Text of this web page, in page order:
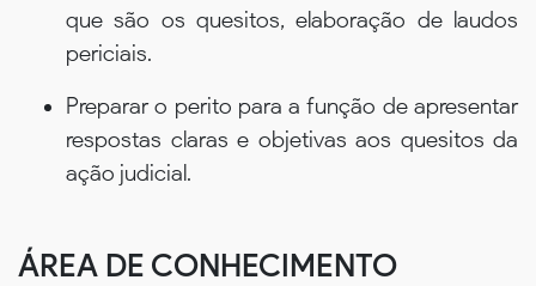
que são os quesitos, elaboração de laudos
periciais.
Preparar o perito para a função de apresentar
respostas claras e objetivas aos quesitos da
ação judicial.
ÁREA DE CONHECIMENTO